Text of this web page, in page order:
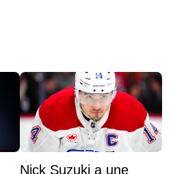
Nick Suzuki a une